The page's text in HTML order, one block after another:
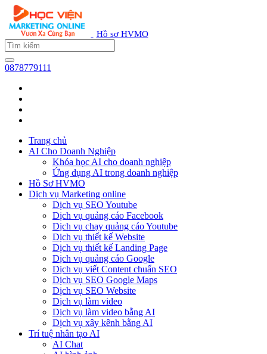
Hồ sơ HVMO
0878779111
Trang chủ
AI Cho Doanh Nghiệp
Khóa học AI cho doanh nghiệp
Ứng dụng AI trong doanh nghiệp
Hồ Sơ HVMO
Dịch vụ Marketing online
Dịch vụ SEO Youtube
Dịch vụ quảng cáo Facebook
Dịch vụ chạy quảng cáo Youtube
Dịch vụ thiết kế Website
Dịch vụ thiết kế Landing Page
Dịch vụ quảng cáo Google
Dịch vụ viết Content chuẩn SEO
Dịch vụ SEO Google Maps
Dịch vụ SEO Website
Dịch vụ làm video
Dịch vụ làm video bằng AI
Dịch vụ xây kênh bằng AI
Trí tuệ nhân tạo AI
AI Chat